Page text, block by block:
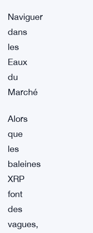
Naviguer
dans
les
Eaux
du
Marché
Alors
que
les
baleines
XRP
font
des
vagues,